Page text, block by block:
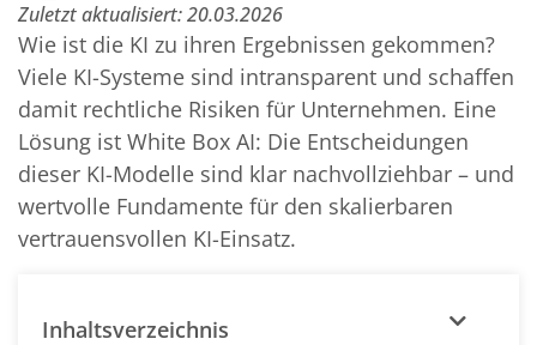
Zuletzt aktualisiert:20.03.2026
Wie ist die KI zu ihren Ergebnissen gekommen?
Viele KI-Systeme sind intransparent und schaffen
damit rechtliche Risiken für Unternehmen. Eine
Lösung ist White Box AI: Die Entscheidungen
dieser KI-Modelle sind klar nachvollziehbar – und
wertvolle Fundamente für den skalierbaren
vertrauensvollen KI-Einsatz.
Inhaltsverzeichnis